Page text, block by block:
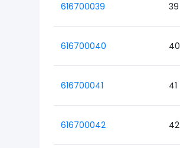
616700039 39
616700040 40
616700041 41
616700042 42